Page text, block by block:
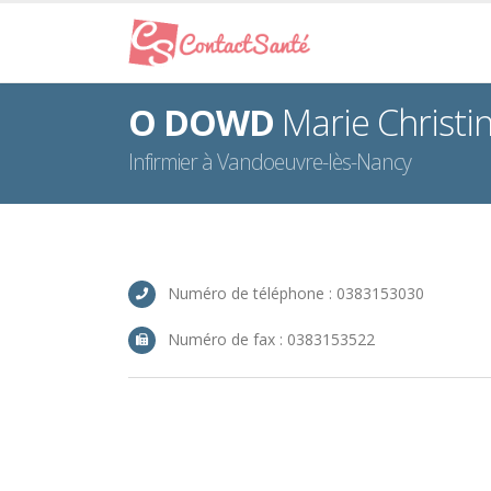
O DOWD Marie
Infirmier à Vandoeuvre-lès-Nancy
Numéro de téléphone : 0383153030
Numéro de fax : 0383153522